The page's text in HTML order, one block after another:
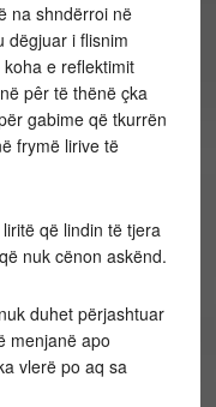
na shndërroi në
dëgjuar i flisnim
e reflektimit
pêr të thënë çka
gabime që tkurrën
frymë lirive të
që lindin të tjera
nuk cënon askënd.
duhet përjashtuar
menjanë apo
vlerë po aq sa